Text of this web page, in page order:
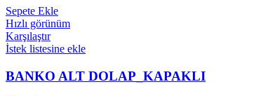
Sepete Ekle
Hızlı görünüm
Karşılaştır
İstek listesine ekle
BANKO ALT DOLAP_KAPAKLI